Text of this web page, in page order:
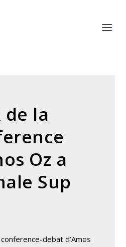
de la
Oz a
Sup
debat d’Amos